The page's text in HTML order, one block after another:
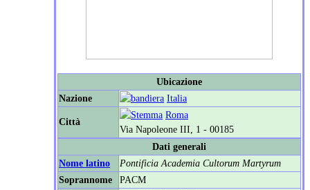
Ubicazione
Nazione
Italia
Città
Roma
Via Napoleone III, 1 - 00185
Dati generali
Nome latino
Pontificia Academia Cultorum Martyrum
Soprannome
PACM